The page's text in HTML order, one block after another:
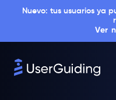
Nuevo: tus usuarios ya
Ver